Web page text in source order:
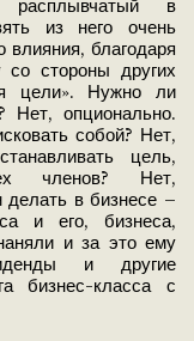
расплывчатый в
из него очень
влияния, благодаря
со стороны других
цели». Нужно ли
Нет, опционально.
собой? Нет,
цель,
членов? Нет,
делать в бизнесе –
и его, бизнеса,
и за это ему
и другие
бизнес-класса с